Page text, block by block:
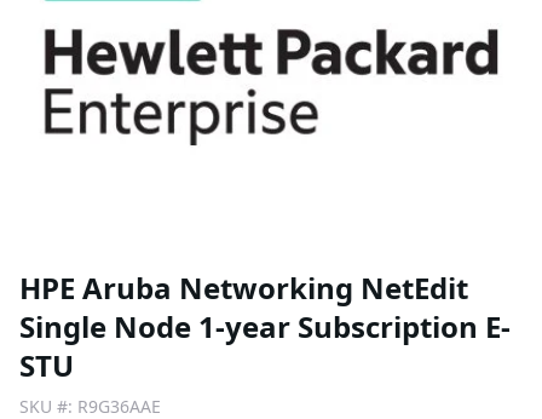
HPE Aruba Networking NetEdit
Single Node 1-year Subscription E-
STU
SKU #: R9G36AAE